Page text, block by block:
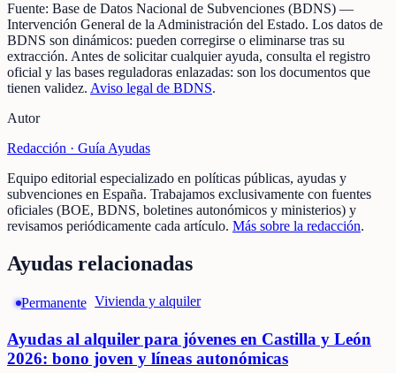
Fuente: Base de Datos Nacional de Subvenciones (BDNS) —
Intervención General de la Administración del Estado. Los datos de
BDNS son dinámicos: pueden corregirse o eliminarse tras su
extracción. Antes de solicitar cualquier ayuda, consulta el registro
oficial y las bases reguladoras enlazadas: son los documentos que
tienen validez. Aviso legal de BDNS.
Autor
Redacción · Guía Ayudas
Equipo editorial especializado en políticas públicas, ayudas y
subvenciones en España. Trabajamos exclusivamente con fuentes
oficiales (BOE, BDNS, boletines autonómicos y ministerios) y
revisamos periódicamente cada artículo. Más sobre la redacción.
Ayudas relacionadas
Permanente Vivienda y alquiler
Ayudas al alquiler para jóvenes en Castilla y León
2026: bono joven y líneas autonómicas